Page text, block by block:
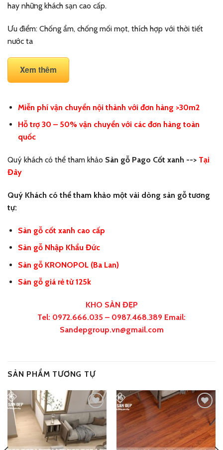
hay những khách sạn cao cấp.
Ưu điểm: Chống ẩm, chống mối mọt, thích hợp với thời tiết
nước ta
Xem thêm
Miễn phí vận chuyển nội thành với đơn hàng >30m2
Hỗ trợ 30 – 50% vận chuyển với các đơn hàng toàn
quốc
Quý khách có thể tham khảo Sàn gỗ Pago Cốt xanh --> Tại
Đây
Quý Khách có thể tham khảo một vài dòng sàn gỗ tương
tự:
Sàn gỗ cốt xanh cao cấp
Sàn gỗ Nhập Khẩu Đức
Sàn gỗ KRONOPOL (Ba Lan)
Sàn gỗ giá rẻ từ 125k
KHO SÀN ĐẸP
Tel: 0972.666.035 – 0987.468.389 Email:
Sandepgroup.vn@gmail.com
SẢN PHẨM TƯƠNG TỰ
Add
to
wishlist
Add
to
wishlist